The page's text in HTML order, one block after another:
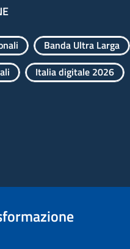
Banda Ultra Larga
Italia digitale 2026